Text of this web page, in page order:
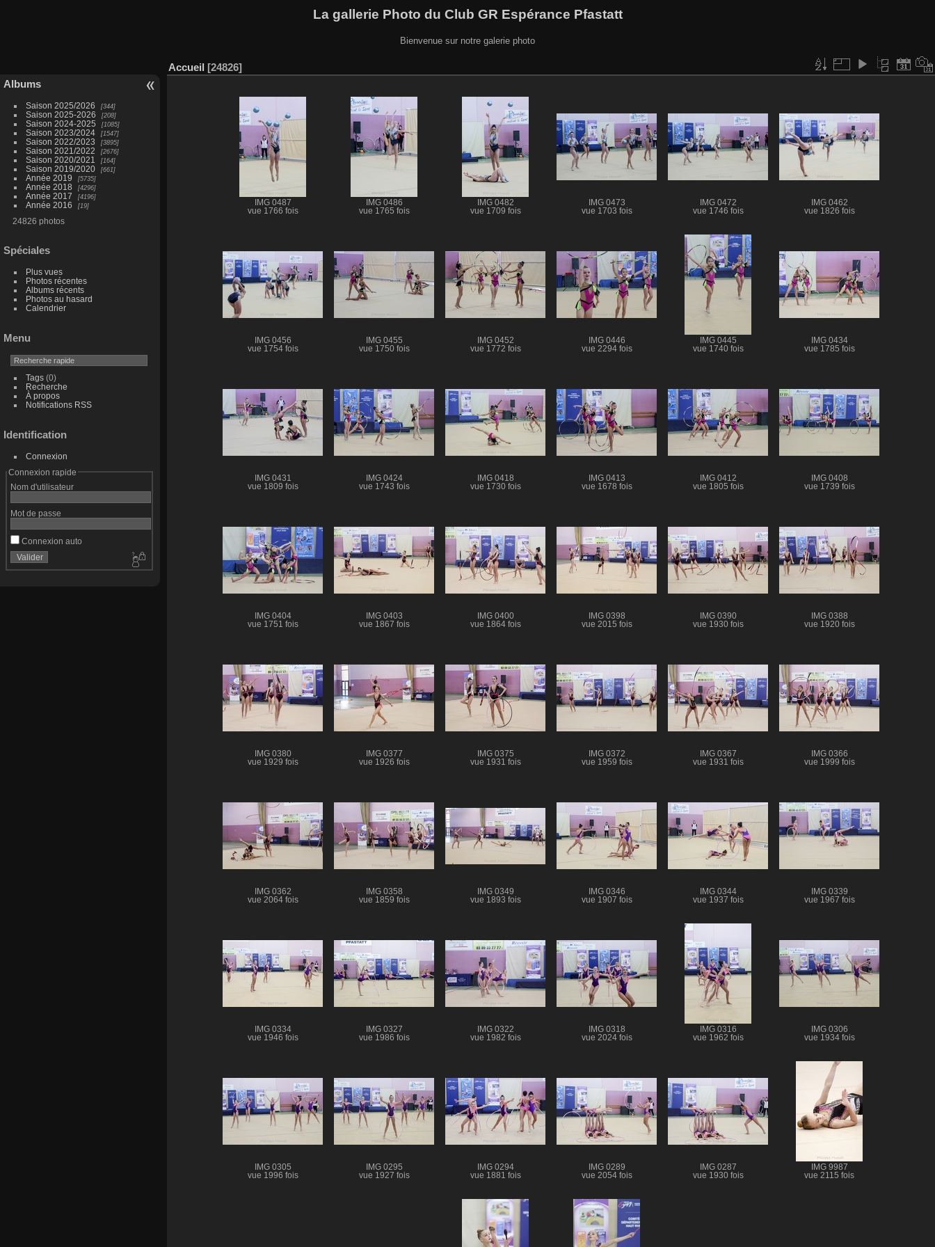
La gallerie Photo du Club GR Espérance Pfastatt
Bienvenue sur notre galerie photo
Albums
Saison 2025/2026 344
Saison 2025-2026 208
Saison 2024-2025 1085
Saison 2023/2024 1547
Saison 2022/2023 3895
Saison 2021/2022 2676
Saison 2020/2021 164
Saison 2019/2020 661
Année 2019 5735
Année 2018 4296
Année 2017 4196
Année 2016 19
24826 photos
Spéciales
Plus vues
Photos récentes
Albums récents
Photos au hasard
Calendrier
Menu
Tags(0)
Recherche
À propos
Notifications RSS
Identification
Connexion
Connexion rapide
Nom d'utilisateur
Mot de passe
Connexion auto
Accueil 24826
IMG 0487
vue 1766 fois
IMG 0486
vue 1765 fois
IMG 0482
vue 1709 fois
IMG 0473
vue 1703 fois
IMG 0472
vue 1746 fois
IMG 0462
vue 1826 fois
IMG 0456
vue 1754 fois
IMG 0455
vue 1750 fois
IMG 0452
vue 1772 fois
IMG 0446
vue 2294 fois
IMG 0445
vue 1740 fois
IMG 0434
vue 1785 fois
IMG 0431
vue 1809 fois
IMG 0424
vue 1743 fois
IMG 0418
vue 1730 fois
IMG 0413
vue 1678 fois
IMG 0412
vue 1805 fois
IMG 0408
vue 1739 fois
IMG 0404
vue 1751 fois
IMG 0403
vue 1867 fois
IMG 0400
vue 1864 fois
IMG 0398
vue 2015 fois
IMG 0390
vue 1930 fois
IMG 0388
vue 1920 fois
IMG 0380
vue 1929 fois
IMG 0377
vue 1926 fois
IMG 0375
vue 1931 fois
IMG 0372
vue 1959 fois
IMG 0367
vue 1931 fois
IMG 0366
vue 1999 fois
IMG 0362
vue 2064 fois
IMG 0358
vue 1859 fois
IMG 0349
vue 1893 fois
IMG 0346
vue 1907 fois
IMG 0344
vue 1937 fois
IMG 0339
vue 1967 fois
IMG 0334
vue 1946 fois
IMG 0327
vue 1986 fois
IMG 0322
vue 1982 fois
IMG 0318
vue 2024 fois
IMG 0316
vue 1962 fois
IMG 0306
vue 1934 fois
IMG 0305
vue 1996 fois
IMG 0295
vue 1927 fois
IMG 0294
vue 1881 fois
IMG 0289
vue 2054 fois
IMG 0287
vue 1930 fois
IMG 9987
vue 2115 fois